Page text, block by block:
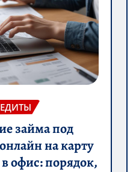
займа под
на карту
офис: порядок,